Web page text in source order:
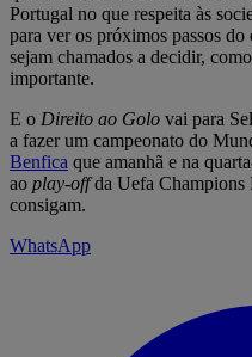
Portugal no que respeita às
para ver os próximos passos
sejam chamados a decidir,
importante.
E o Direito ao Golo vai para
a fazer um campeonato do
Benfica que amanhã e na
ao play-offda Uefa Champions
consigam.
WhatsApp